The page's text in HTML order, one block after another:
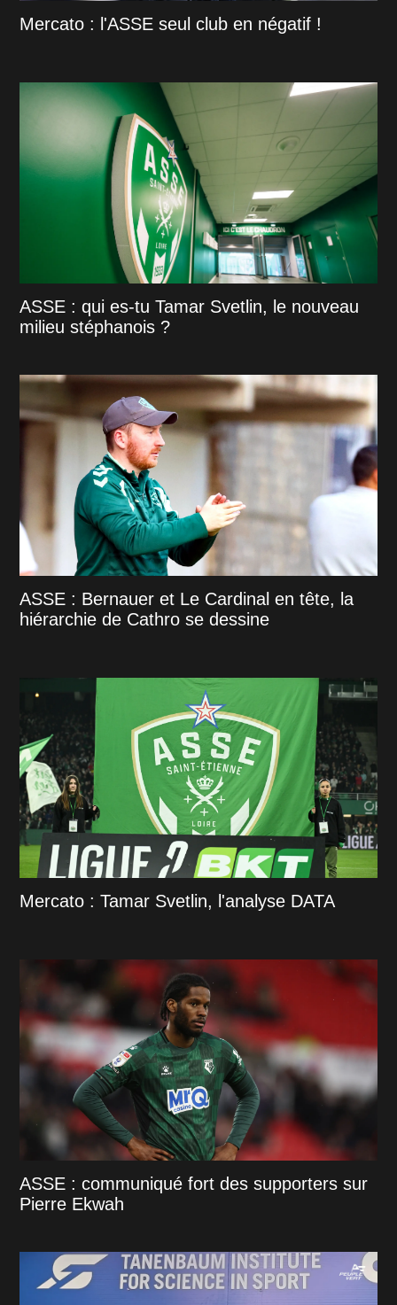
Mercato : l'ASSE seul club en négatif !
ASSE : qui es-tu Tamar Svetlin, le nouveau
milieu stéphanois ?
ASSE : Bernauer et Le Cardinal en tête, la
hiérarchie de Cathro se dessine
Mercato : Tamar Svetlin, l'analyse DATA
ASSE : communiqué fort des supporters sur
Pierre Ekwah